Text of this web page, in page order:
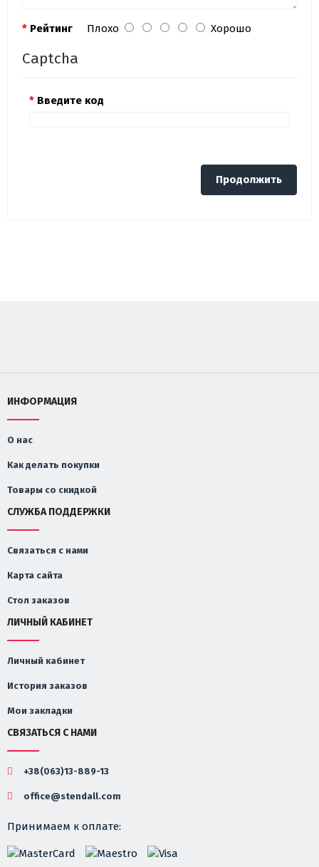
Рейтинг Плохо Хорошо
Captcha
Введите код
Продолжить
ИНФОРМАЦИЯ
О нас
Как делать покупки
Товары со скидкой
СЛУЖБА ПОДДЕРЖКИ
Связаться с нами
Карта сайта
Стол заказов
ЛИЧНЫЙ КАБИНЕТ
Личный кабинет
История заказов
Мои закладки
СВЯЗАТЬСЯ С НАМИ
+38(063)13-889-13
office@stendall.com
Принимаем к оплате: